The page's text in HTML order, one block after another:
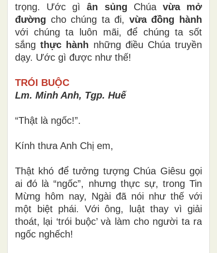
trọng. Ước gìân sủng Chúa vừa mở
đường cho chúng ta đi, vừa đồng hành
với chúng ta luôn mãi, để chúng ta sốt
sắngthực hành những điều Chúa truyền
dạy. Ước gì được như thế!
TRÓI BUỘC
Lm. Minh Anh, Tgp. Huế
“Thật là ngốc!”.
Kính thưa Anh Chị em,
Thật khó để tưởng tượng Chúa Giêsu gọi
ai đó là “ngốc”, nhưng thực sự, trong Tin
Mừng hôm nay, Ngài đã nói như thế với
một biệt phái. Với ông, luật thay vì giải
thoát, lại ‘trói buộc’ và làm cho người ta ra
ngốc nghếch!